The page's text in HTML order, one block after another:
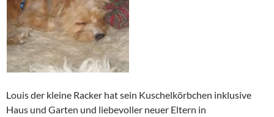
Louis der kleine Racker hat sein Kuschelkörbchen inklusive
Haus und Garten und liebevoller neuer Eltern in